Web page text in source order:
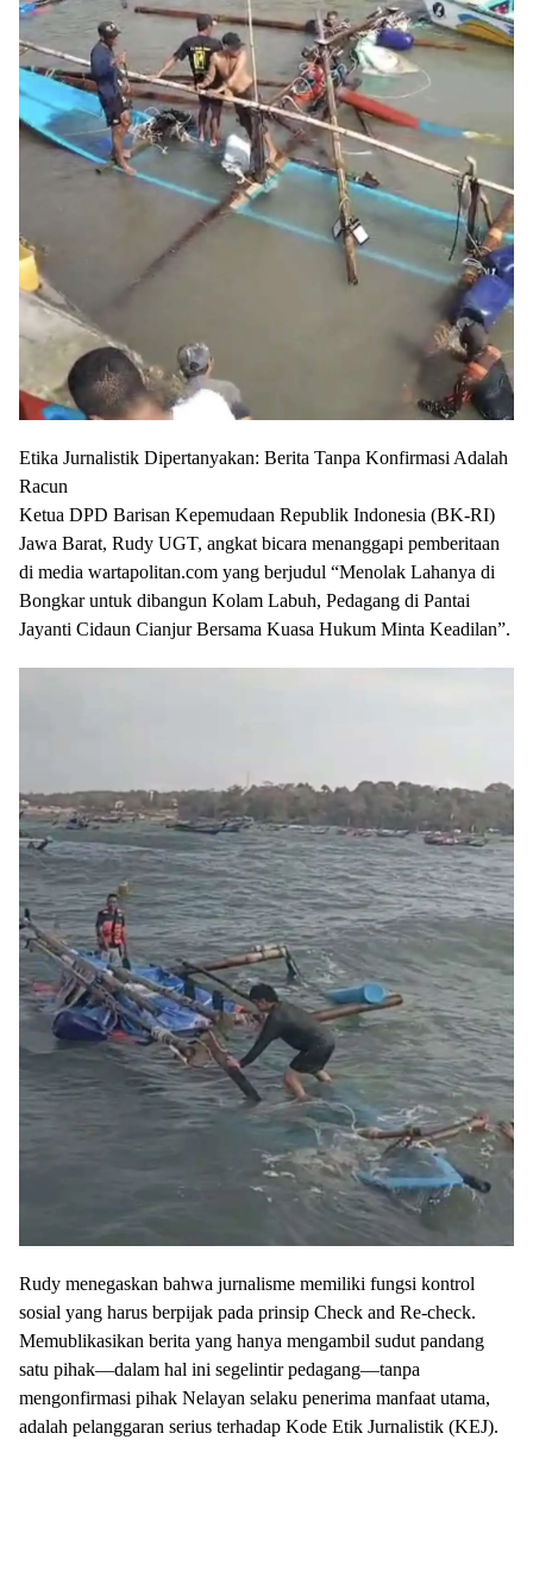
​Etika Jurnalistik Dipertanyakan: Berita Tanpa Konfirmasi Adalah
Racun
​Ketua DPD Barisan Kepemudaan Republik Indonesia (BK-RI)
Jawa Barat, Rudy UGT, angkat bicara menanggapi pemberitaan
di media wartapolitan.com yang berjudul “Menolak Lahanya di
Bongkar untuk dibangun Kolam Labuh, Pedagang di Pantai
Jayanti Cidaun Cianjur Bersama Kuasa Hukum Minta Keadilan”.
​Rudy menegaskan bahwa jurnalisme memiliki fungsi kontrol
sosial yang harus berpijak pada prinsip Check and Re-check.
Memublikasikan berita yang hanya mengambil sudut pandang
satu pihak—dalam hal ini segelintir pedagang—tanpa
mengonfirmasi pihak Nelayan selaku penerima manfaat utama,
adalah pelanggaran serius terhadap Kode Etik Jurnalistik (KEJ).